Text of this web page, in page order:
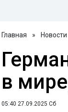
Главная » Новости
в
05:40 27.09.2025 Сб